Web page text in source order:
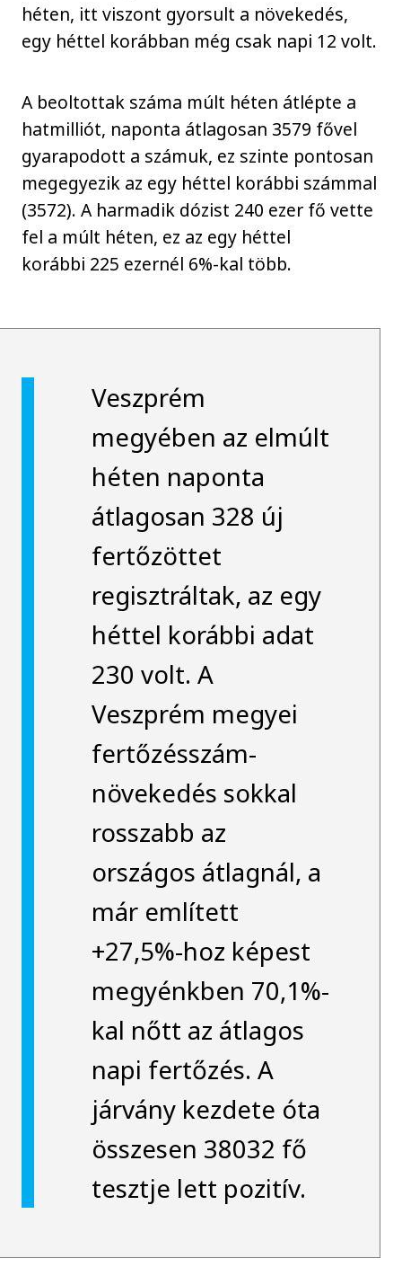
héten, itt viszont gyorsult a növekedés,
egy héttel korábban még csak napi 12 volt.
A beoltottak száma múlt héten átlépte a
hatmilliót, naponta átlagosan 3579 fővel
gyarapodott a számuk, ez szinte pontosan
megegyezik az egy héttel korábbi számmal
(3572). A harmadik dózist 240 ezer fő vette
fel a múlt héten, ez az egy héttel
korábbi 225 ezernél 6%-kal több.
Veszprém
megyében az elmúlt
héten naponta
átlagosan 328 új
fertőzöttet
regisztráltak, az egy
héttel korábbi adat
230 volt. A
Veszprém megyei
fertőzésszám-
növekedés sokkal
rosszabb az
országos átlagnál, a
már említett
+27,5%-hoz képest
megyénkben 70,1%-
kal nőtt az átlagos
napi fertőzés. A
járvány kezdete óta
összesen 38032 fő
tesztje lett pozitív.